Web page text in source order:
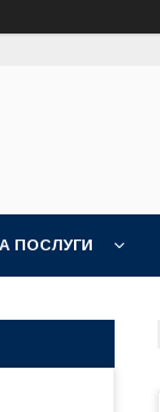
ПОСЛУГИ